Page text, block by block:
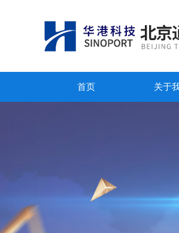
首页 关于